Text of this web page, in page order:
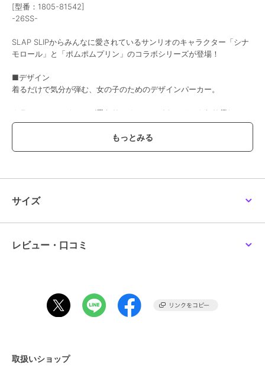
[型番：1805-81542]
-26SS-
SLAP SLIPからみんなに愛されているサンリオのキャラクター「シナ
モロール」と「ポムポムプリン」のコラボシリーズが登場！
■デザイン
着るだけで気分が弾む、女の子のためのデザインパーカー。
カラーごとにモチーフが異なり、オフホワイトにはふんわり優しいシ
ナモロール、イエローにはほっこり可愛いポムポムプリンを表現しま
フード部分にはキャラクターのお顔と立体的なお耳をデザインし、後
ろ姿までとびきりキュート。
裾にはレースをあしらい、カジュアルなパーカーに甘さをプラスしま
お気に入りのキャラクターを身近に感じながら、毎日のおしゃれを楽
しめるアイテムです。
着用いただけます。
サイズ
レビュー・口コミ
取扱いショップ